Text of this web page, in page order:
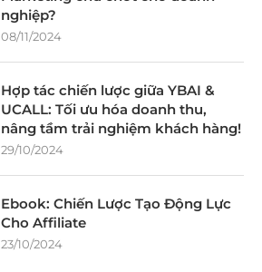
nghiệp?
08/11/2024
Hợp tác chiến lược giữa YBAI &
UCALL: Tối ưu hóa doanh thu,
nâng tầm trải nghiệm khách hàng!
29/10/2024
Ebook: Chiến Lược Tạo Động Lực
Cho Affiliate
23/10/2024